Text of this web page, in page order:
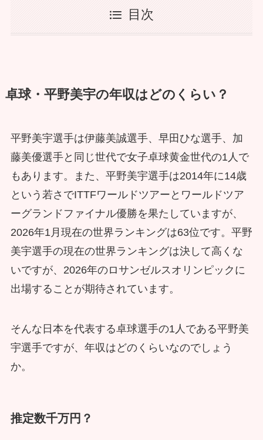
目次
卓球・平野美宇の年収はどのくらい？
平野美宇選手は伊藤美誠選手、早田ひな選手、加
藤美優選手と同じ世代で女子卓球黄金世代の1人で
もあります。また、平野美宇選手は2014年に14歳
という若さでITTFワールドツアーとワールドツア
ーグランドファイナル優勝を果たしていますが、
2026年1月現在の世界ランキングは63位です。平野
美宇選手の現在の世界ランキングは決して高くな
いですが、2026年のロサンゼルスオリンピックに
出場することが期待されています。
そんな日本を代表する卓球選手の1人である平野美
宇選手ですが、年収はどのくらいなのでしょう
か。
推定数千万円？